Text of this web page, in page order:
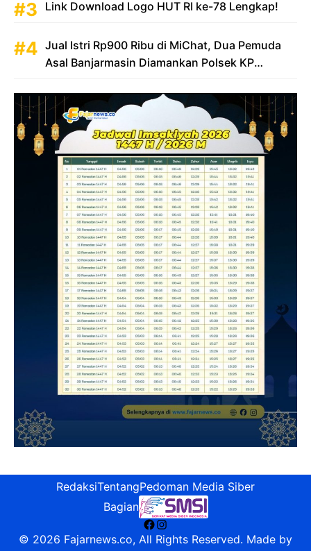
Link Download Logo HUT RI ke-78 Lengkap!
Jual Istri Rp900 Ribu di MiChat, Dua Pemuda
Asal Banjarmasin Diamankan Polsek KP
RedaksiTentangPedoman Media Siber
Bagian
Facebook
Instagram
© 2026 Fajarnews.co, All Rights Reserved. Made by